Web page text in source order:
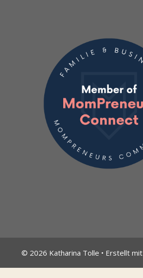
© 2026 Katharina Tolle • Erstellt mit